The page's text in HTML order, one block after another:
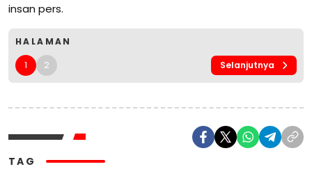
insan pers.
HALAMAN
1 2 Selanjutnya
TAG